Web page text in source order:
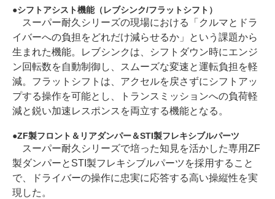
シフトアシスト機能（レブシンク/フラットシフト）
スーパー耐久シリーズの現場における「クルマとドラ
イバーへの負担をどれだけ減らせるか」という課題から
生まれた機能。レブシンクは、シフトダウン時にエンジ
ン回転数を自動制御し、スムーズな変速と運転負担を軽
減。フラットシフトは、アクセルを戻さずにシフトアッ
プする操作を可能とし、トランスミッションへの負荷軽
減と鋭い加速レスポンスを両立する機能となる。
ZF製フロント＆リアダンパー＆STI製フレキシブルパーツ
スーパー耐久シリーズで培った知見を活かした専用ZF
製ダンパーとSTI製フレキシブルパーツを採用すること
で、ドライバーの操作に忠実に応答する高い操縦性を実
現した。